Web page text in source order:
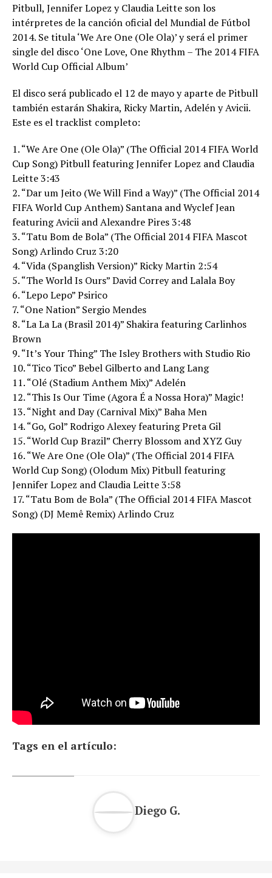
Pitbull, Jennifer Lopez y Claudia Leitte son los
intérpretes de la canción oficial del Mundial de Fútbol
2014. Se titula ‘We Are One (Ole Ola)’ y será el primer
single del disco ‘One Love, One Rhythm – The 2014 FIFA
World Cup Official Album’
El disco será publicado el 12 de mayo y aparte de Pitbull
también estarán Shakira, Ricky Martin, Adelén y Avicii.
Este es el tracklist completo:
1. “We Are One (Ole Ola)” (The Official 2014 FIFA World
Cup Song) Pitbull featuring Jennifer Lopez and Claudia
Leitte 3:43
2. “Dar um Jeito (We Will Find a Way)” (The Official 2014
FIFA World Cup Anthem) Santana and Wyclef Jean
featuring Avicii and Alexandre Pires 3:48
3. “Tatu Bom de Bola” (The Official 2014 FIFA Mascot
Song) Arlindo Cruz 3:20
4. “Vida (Spanglish Version)” Ricky Martin 2:54
5. “The World Is Ours” David Correy and Lalala Boy
6. “Lepo Lepo” Psirico
7. “One Nation” Sergio Mendes
8. “La La La (Brasil 2014)” Shakira featuring Carlinhos
Brown
9. “It’s Your Thing” The Isley Brothers with Studio Rio
10. “Tico Tico” Bebel Gilberto and Lang Lang
11. “Olé (Stadium Anthem Mix)” Adelén
12. “This Is Our Time (Agora É a Nossa Hora)” Magic!
13. “Night and Day (Carnival Mix)” Baha Men
14. “Go, Gol” Rodrigo Alexey featuring Preta Gil
15. “World Cup Brazil” Cherry Blossom and XYZ Guy
16. “We Are One (Ole Ola)” (The Official 2014 FIFA
World Cup Song) (Olodum Mix) Pitbull featuring
Jennifer Lopez and Claudia Leitte 3:58
17. “Tatu Bom de Bola” (The Official 2014 FIFA Mascot
Song) (DJ Memê Remix) Arlindo Cruz
Tags en el artículo:
Diego G.